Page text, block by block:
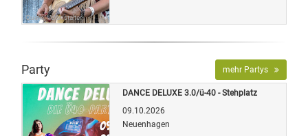
Quelle: Veranstalter
Party mehr Partys
DANCE DELUXE 3.0/ü-40 - Stehplatz
09.10.2026
Neuenhagen